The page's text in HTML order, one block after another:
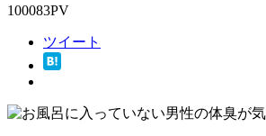
100083PV
ツイート